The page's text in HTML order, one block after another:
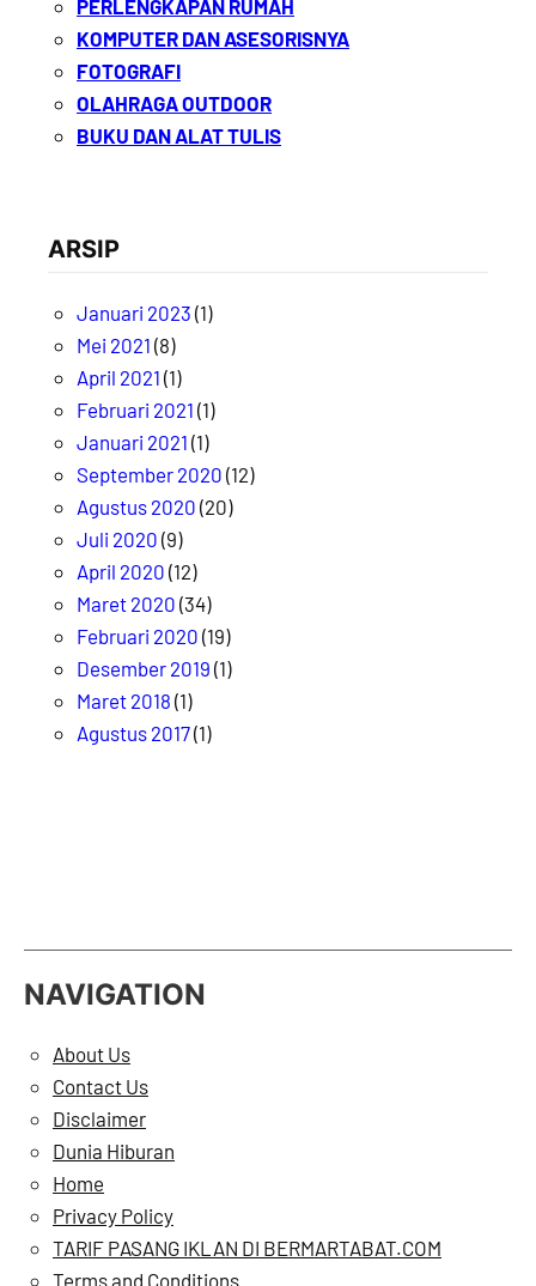
PERLENGKAPAN RUMAH
KOMPUTER DAN ASESORISNYA
FOTOGRAFI
OLAHRAGA OUTDOOR
BUKU DAN ALAT TULIS
ARSIP
Januari 2023 (1)
Mei 2021 (8)
April 2021 (1)
Februari 2021 (1)
Januari 2021 (1)
September 2020 (12)
Agustus 2020 (20)
Juli 2020 (9)
April 2020 (12)
Maret 2020 (34)
Februari 2020 (19)
Desember 2019 (1)
Maret 2018 (1)
Agustus 2017(1)
NAVIGATION
About Us
Contact Us
Disclaimer
Dunia Hiburan
Home
Privacy Policy
TARIF PASANG IKLAN DI BERMARTABAT.COM
Terms and Conditions